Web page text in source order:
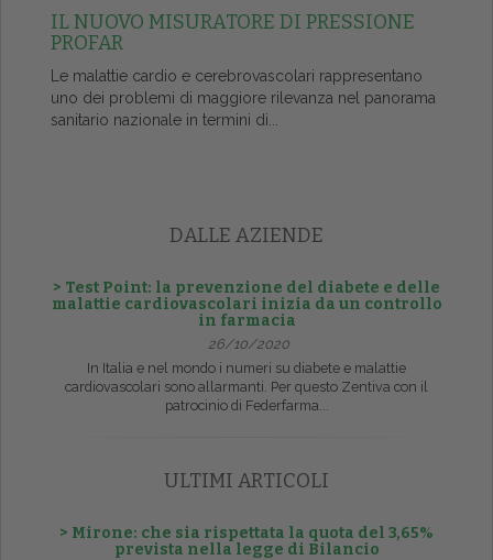
IL NUOVO MISURATORE DI PRESSIONE
PROFAR
Le malattie cardio e cerebrovascolari rappresentano
uno dei problemi di maggiore rilevanza nel panorama
sanitario nazionale in termini di...
DALLE AZIENDE
> Test Point: la prevenzione del diabete e delle
malattie cardiovascolari inizia da un controllo
in farmacia
26/10/2020
In Italia e nel mondo i numeri su diabete e malattie
cardiovascolari sono allarmanti. Per questo Zentiva con il
patrocinio di Federfarma...
ULTIMI ARTICOLI
> Mirone: che sia rispettata la quota del 3,65%
prevista nella legge di Bilancio